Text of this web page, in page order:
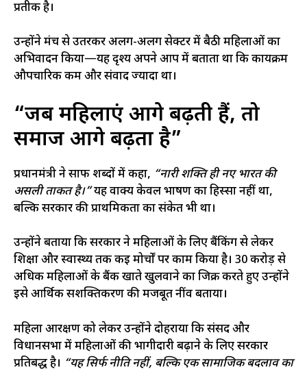
प्रतीक है।
उन्होंने मंच से उतरकर अलग-अलग सेक्टर में बैठी महिलाओं का
अभिवादन किया—यह दृश्य अपने आप में बताता था कि कार्यक्रम
औपचारिक कम और संवाद ज्यादा था।
“जब महिलाएं आगे बढ़ती हैं, तो
समाज आगे बढ़ता है”
प्रधानमंत्री ने साफ शब्दों में कहा, “नारी शक्ति ही नए भारत की
असली ताकत है।”यह वाक्य केवल भाषण का हिस्सा नहीं था,
बल्कि सरकार की प्राथमिकता का संकेत भी था।
उन्होंने बताया कि सरकार ने महिलाओं के लिए बैंकिंग से लेकर
शिक्षा और स्वास्थ्य तक कई मोर्चों पर काम किया है। 30 करोड़ से
अधिक महिलाओं के बैंक खाते खुलवाने का जिक्र करते हुए उन्होंने
इसे आर्थिक सशक्तिकरण की मजबूत नींव बताया।
महिला आरक्षण को लेकर उन्होंने दोहराया कि संसद और
विधानसभा में महिलाओं की भागीदारी बढ़ाने के लिए सरकार
प्रतिबद्ध है। “यह सिर्फ नीति नहीं, बल्कि एक सामाजिक बदलाव का